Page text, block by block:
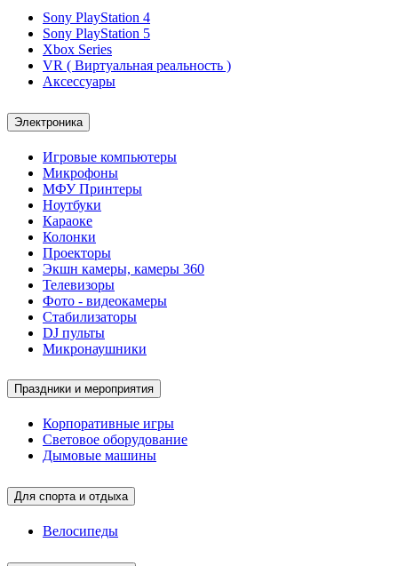
Sony PlayStation 4
Sony PlayStation 5
Xbox Series
VR ( Виртуальная реальность )
Аксессуары
Электроника
Игровые компьютеры
Микрофоны
МФУ Принтеры
Ноутбуки
Караоке
Колонки
Проекторы
Экшн камеры, камеры 360
Телевизоры
Фото - видеокамеры
Стабилизаторы
DJ пульты
Микронаушники
Праздники и мероприятия
Корпоративные игры
Световое оборудование
Дымовые машины
Для спорта и отдыха
Велосипеды